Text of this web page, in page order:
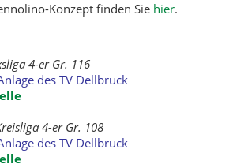
Konzept finden Sie hier.
4-er Gr. 116
des TV Dellbrück
4-er Gr. 108
des TV Dellbrück